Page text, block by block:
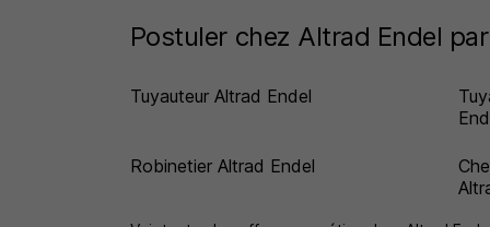
Postuler chez Altrad Endel
Tuyauteur Altrad Endel
Robinetier Altrad Endel